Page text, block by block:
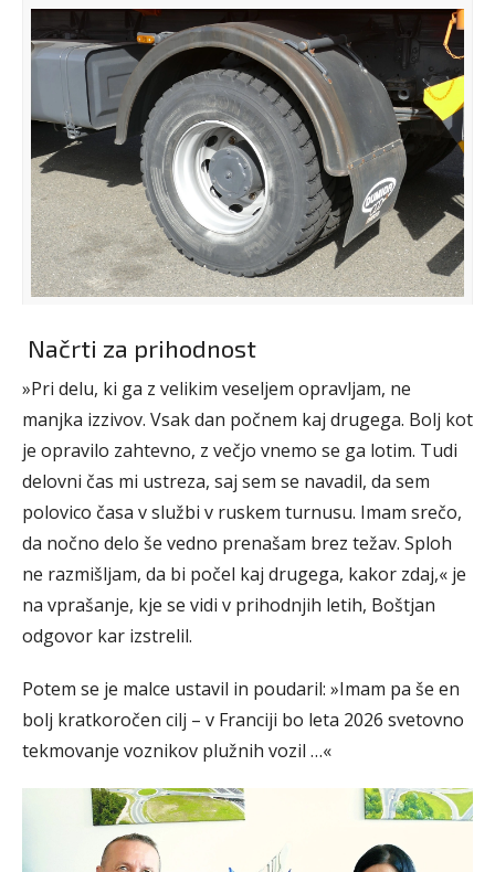
Načrti za prihodnost
»Pri delu, ki ga z velikim veseljem opravljam, ne
manjka izzivov. Vsak dan počnem kaj drugega. Bolj kot
je opravilo zahtevno, z večjo vnemo se ga lotim. Tudi
delovni čas mi ustreza, saj sem se navadil, da sem
polovico časa v službi v ruskem turnusu. Imam srečo,
da nočno delo še vedno prenašam brez težav. Sploh
ne razmišljam, da bi počel kaj drugega, kakor zdaj,« je
na vprašanje, kje se vidi v prihodnjih letih, Boštjan
odgovor kar izstrelil.
Potem se je malce ustavil in poudaril: »Imam pa še en
bolj kratkoročen cilj – v Franciji bo leta 2026 svetovno
tekmovanje voznikov plužnih vozil …«